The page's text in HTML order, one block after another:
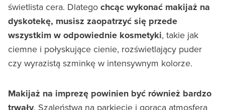
świetlista cera. Dlatego chcąc wykonać makijaż na
dyskotekę, musisz zaopatrzyć się przede
wszystkim w odpowiednie kosmetyki, takie jak
ciemne i połyskujące cienie, rozświetlający puder
czy wyrazistą szminkę w intensywnym kolorze.
Makijaż na imprezę powinien być również bardzo
. Szaleństwa na parkiecie i gorąca atmosfera